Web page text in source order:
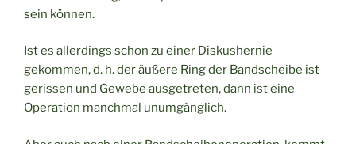
sein können.
Ist es allerdings schon zu einer Diskushernie
gekommen, d. h. der äußere Ring der Bandscheibe ist
gerissen und Gewebe ausgetreten, dann ist eine
Operation manchmal unumgänglich.